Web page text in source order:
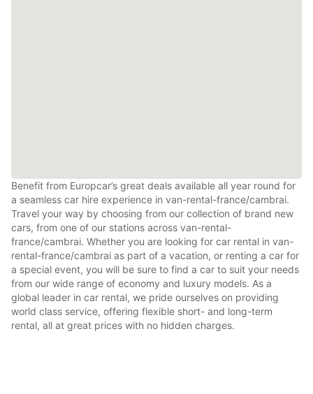
Benefit from Europcar’s great deals available all year round for
a seamless car hire experience in van-rental-france/cambrai.
Travel your way by choosing from our collection of brand new
cars, from one of our stations across van-rental-
france/cambrai. Whether you are looking for car rental in van-
rental-france/cambrai as part of a vacation, or renting a car for
a special event, you will be sure to find a car to suit your needs
from our wide range of economy and luxury models. As a
global leader in car rental, we pride ourselves on providing
world class service, offering flexible short- and long-term
rental, all at great prices with no hidden charges.